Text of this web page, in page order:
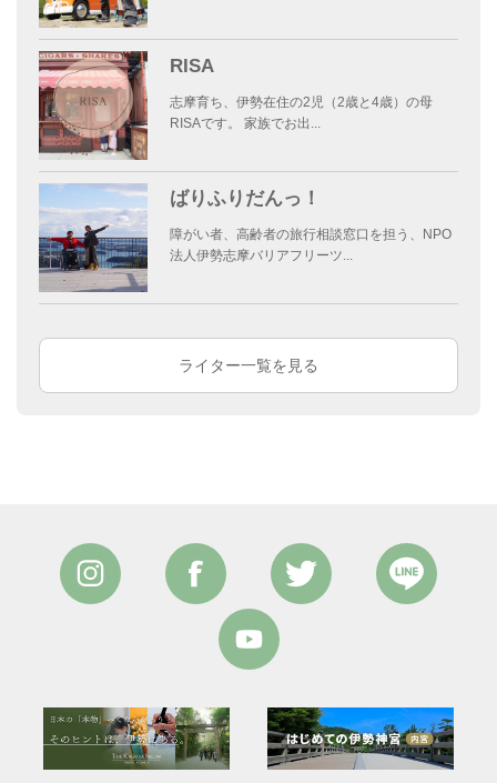
RISA
志摩育ち、伊勢在住の2児（2歳と4歳）の母
RISAです。 家族でお出...
ばりふりだんっ！
障がい者、高齢者の旅行相談窓口を担う、NPO
法人伊勢志摩バリアフリーツ...
ライター一覧を見る